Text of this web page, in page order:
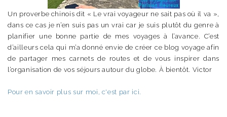
Un proverbe chinois dit « Le vrai voyageur ne sait pas où il va »,
dans ce cas je n’en suis pas un vrai car je suis plutôt du genre à
planifier une bonne partie de mes voyages à l’avance. C’est
d’ailleurs cela qui m’a donné envie de créer ce blog voyage afin
de partager mes carnets de routes et de vous inspirer dans
l’organisation de vos séjours autour du globe. À bientôt. Victor
Pour en savoir plus sur moi, c'est par ici.